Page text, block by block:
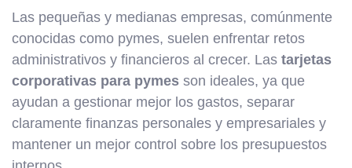
Las pequeñas y medianas empresas, comúnmente
conocidas como pymes, suelen enfrentar retos
administrativos y financieros al crecer. Las tarjetas
corporativas para pymes son ideales, ya que
ayudan a gestionar mejor los gastos, separar
claramente finanzas personales y empresariales y
mantener un mejor control sobre los presupuestos